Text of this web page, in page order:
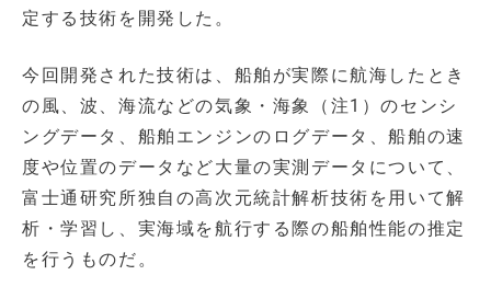
定する技術を開発した。
今回開発された技術は、船舶が実際に航海したとき
の風、波、海流などの気象・海象（注1）のセンシ
ングデータ、船舶エンジンのログデータ、船舶の速
度や位置のデータなど大量の実測データについて、
富士通研究所独自の高次元統計解析技術を用いて解
析・学習し、実海域を航行する際の船舶性能の推定
を行うものだ。